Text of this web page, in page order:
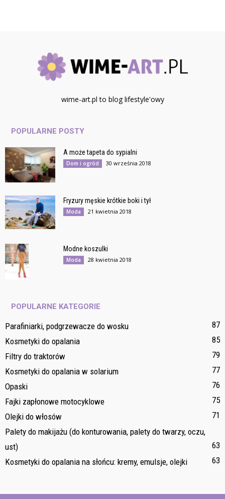
wime-art.pl to blog lifestyle'owy
POPULARNE POSTY
A może tapeta do sypialni
Dom i ogród 30 września 2018
Fryzury męskie krótkie boki i tył
Moda 21 kwietnia 2018
Modne koszulki
Moda 28 kwietnia 2018
POPULARNE KATEGORIE
Parafiniarki, podgrzewacze do wosku
87
Kosmetyki do opalania
85
Filtry do traktorów
79
Kosmetyki do opalania w solarium
77
Opaski
76
Fajki zapłonowe motocyklowe
75
Olejki do włosów
71
Palety do makijażu (do konturowania, palety do twarzy, oczu,
ust)
63
Kosmetyki do opalania na słońcu: kremy, emulsje, olejki
63